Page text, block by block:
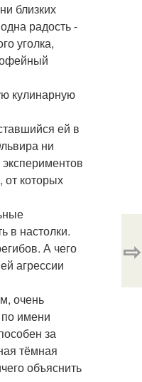
близких
радость -
уголка,
кулинарную
ей в
ни
которых
в настолки.
А чего
агрессии
очень
имени
за
тёмная
объяснить
⇨